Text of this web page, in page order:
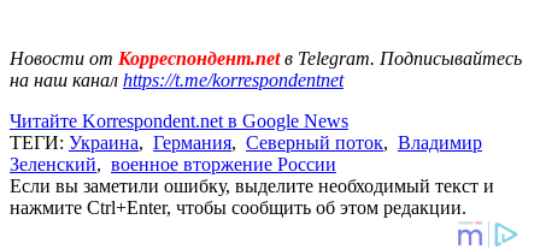
Новости от Корреспондент.netв Telegram. Подписывайтесь
на наш канал https://t.me/korrespondentnet
Читайте Korrespondent.net в Google News
ТЕГИ: Украина, Германия, Северный поток, Владимир
Зеленский, военное вторжение России
Если вы заметили ошибку, выделите необходимый текст и
нажмите Ctrl+Enter, чтобы сообщить об этом редакции.